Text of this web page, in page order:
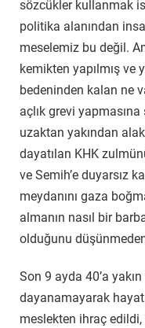
sözcükler kullanmak
politika alanından
meselemiz bu değil.
kemikten yapılmış ve
bedeninden kalan ne
açlık grevi
uzaktan yakından
dayatılan KHK
ve Semih’e duyarsız
meydanını gaza
almanın nasıl bir
olduğunu
Son 9 ayda 40’a
dayanamayarak
meslekten ihraç edildi,